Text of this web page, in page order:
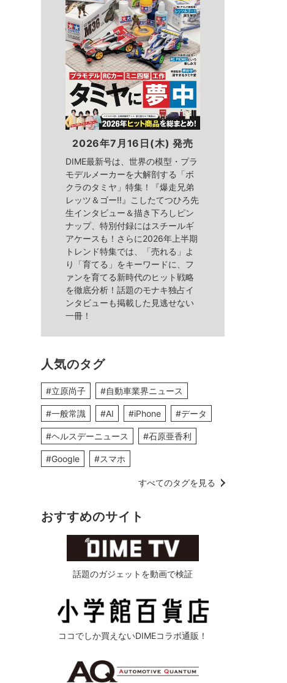
2026年7月16日(木) 発売
DIME最新号は、世界の模型・プラ
モデルメーカーを大解剖する「ボ
クラのタミヤ」特集！『爆走兄弟
レッツ＆ゴー!!』こしたてつひろ先
生インタビュー＆描き下ろしピン
ナップ、特別付録にはスチールギ
アケースも！さらに2026年上半期
トレンド特集では、「売れる」よ
り「育てる」をキーワードに、フ
ァンを育てる新時代のヒット戦略
を徹底分析！話題のモナキ独占イ
ンタビューも掲載した見逃せない
一冊！
人気のタグ
#立原尚子 #自動車業界ニュース
#一般常識 #AI #iPhone #データ
#ヘルスデーニュース #石原亜香利
#Google #スマホ
すべてのタグを見る
おすすめのサイト
話題のガジェットを動画で検証
ココでしか買えないDIMEコラボ通販！